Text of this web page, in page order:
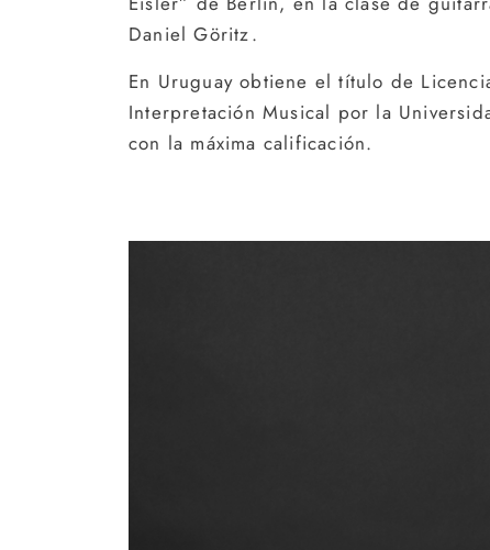
Daniel Göritz.
En Uruguay obtiene el título de
Interpretación Musical por la
con la máxima calificación.